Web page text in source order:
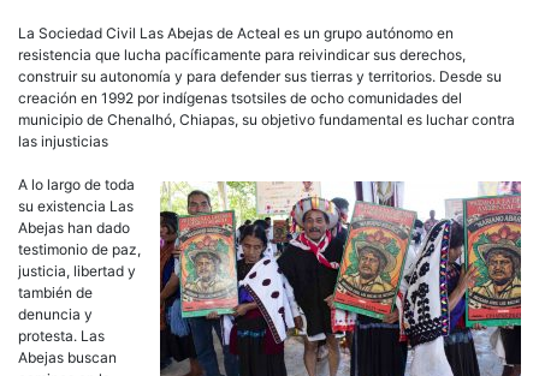
La Sociedad Civil Las Abejas de Acteal es un grupo autónomo en
resistencia que lucha pacíficamente para reivindicar sus derechos,
construir su autonomía y para defender sus tierras y territorios. Desde su
creación en 1992 por indígenas tsotsiles de ocho comunidades del
municipio de Chenalhó, Chiapas, su objetivo fundamental es luchar contra
las injusticias
A lo largo de toda
su existencia Las
Abejas han dado
testimonio de paz,
justicia, libertad y
también de
denuncia y
protesta. Las
Abejas buscan